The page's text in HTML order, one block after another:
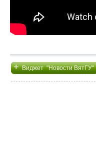
+Виджет "Новости ВятГУ"